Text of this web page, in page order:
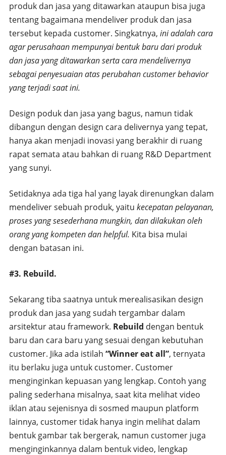
produk dan jasa yang ditawarkan ataupun bisa juga
tentang bagaimana mendeliver produk dan jasa
tersebut kepada customer. Singkatnya, ini adalah cara
agar perusahaan mempunyai bentuk baru dari produk
dan jasa yang ditawarkan serta cara mendelivernya
sebagai penyesuaian atas perubahan customer behavior
yang terjadi saat ini.
Design poduk dan jasa yang bagus, namun tidak
dibangun dengan design cara delivernya yang tepat,
hanya akan menjadi inovasi yang berakhir di ruang
rapat semata atau bahkan di ruang R&D Department
yang sunyi.
Setidaknya ada tiga hal yang layak direnungkan dalam
mendeliver sebuah produk, yaitu kecepatan pelayanan,
proses yang sesederhana mungkin, dan dilakukan oleh
orang yang kompeten dan helpful. Kita bisa mulai
dengan batasan ini.
#3. Rebuild.
Sekarang tiba saatnya untuk merealisasikan design
produk dan jasa yang sudah tergambar dalam
arsitektur atau framework. Rebuild dengan bentuk
baru dan cara baru yang sesuai dengan kebutuhan
customer. Jika ada istilah “Winner eat all”, ternyata
itu berlaku juga untuk customer. Customer
menginginkan kepuasan yang lengkap. Contoh yang
paling sederhana misalnya, saat kita melihat video
iklan atau sejenisnya di sosmed maupun platform
lainnya, customer tidak hanya ingin melihat dalam
bentuk gambar tak bergerak, namun customer juga
menginginkannya dalam bentuk video, lengkap